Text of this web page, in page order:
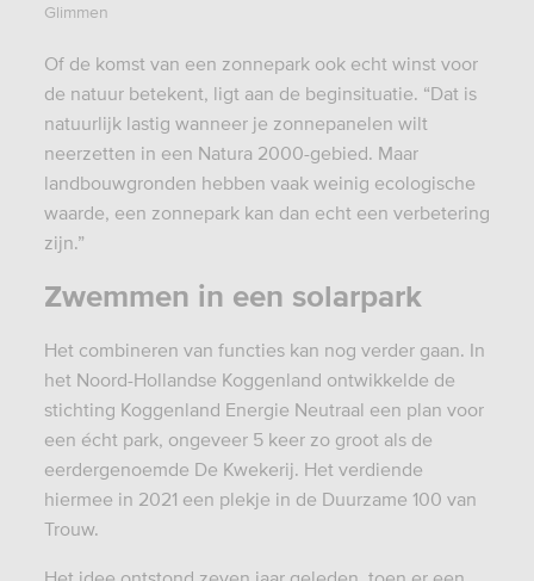
Glimmen
Of de komst van een zonnepark ook echt winst voor
de natuur betekent, ligt aan de beginsituatie. “Dat is
natuurlijk lastig wanneer je zonnepanelen wilt
neerzetten in een Natura 2000-gebied. Maar
landbouwgronden hebben vaak weinig ecologische
waarde, een zonnepark kan dan echt een verbetering
zijn.”
Zwemmen in een solarpark
Het combineren van functies kan nog verder gaan. In
het Noord-Hollandse Koggenland ontwikkelde de
stichting Koggenland Energie Neutraal een plan voor
een écht park, ongeveer 5 keer zo groot als de
eerdergenoemde De Kwekerij. Het verdiende
hiermee in 2021 een plekje in de Duurzame 100 van
Trouw.